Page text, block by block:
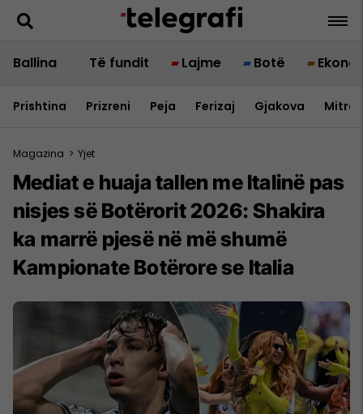
Ballina Të fundit Lajme Botë
Prishtina Prizreni Peja Ferizaj Gjakova
Magazina > Yjet
Mediat e huaja tallen me Italinë pas
nisjes së Botërorit 2026: Shakira
ka marrë pjesë në më shumë
Kampionate Botërore se Italia